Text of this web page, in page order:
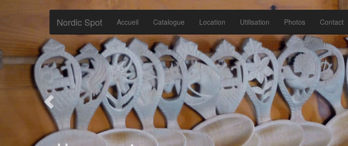
Nordic Spot Accueil Catalogue Location Utilisation Photos Contact